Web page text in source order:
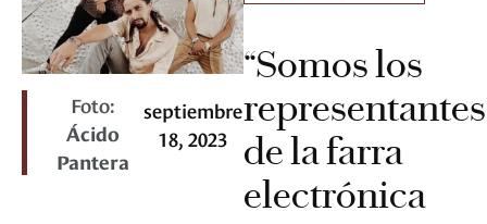
Foto:
Ácido
Pantera
septiembre
18, 2023
“Somos los
representantes
de la farra
electrónica